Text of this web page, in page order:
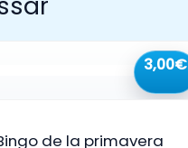
3,00€
de la primavera